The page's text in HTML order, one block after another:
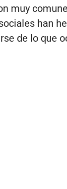
muy
han
de lo que